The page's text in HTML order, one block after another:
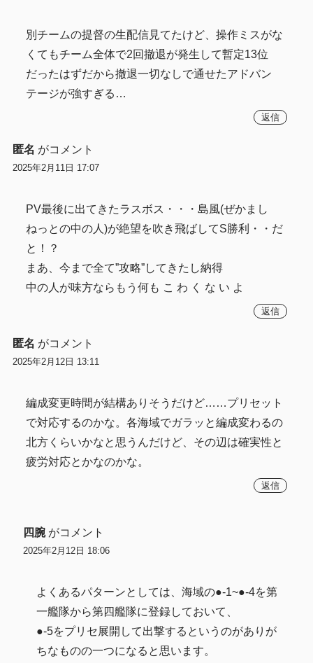
別チームの提督の生配信見てたけど、操作ミスがな
くてもチーム全体で2回撤退が発生して暫定13位
だったはずだから撤退一切なしで通せたアドバン
テージが強すぎる…
返信
匿名 がコメント
2025年2月11日 17:07
PV最後に出てきたラスボス・・・島風(ぜかまし
ねっとの中の人)が絶望を吹き飛ばしてS勝利・・だ
と！？
まあ、今まで全て”攻略”してきたし納得
中の人が味方ならもう何も こ わ く な い よ
返信
匿名 がコメント
2025年2月12日 13:11
編成変更時間が結構ありそうだけど……プリセット
で対応するのかな。各海域でガラッと編成変わるの
北方くらいかなと思うんだけど、その辺は確実性と
疲労対応とかなのかな。
返信
四腕 がコメント
2025年2月12日 18:06
よくあるパターンとしては、海域の●-1~●-4を第
一艦隊から第四艦隊に登録しておいて、
●-5をプリセ展開して出撃するというのがありが
ちなものの一つになると思います。